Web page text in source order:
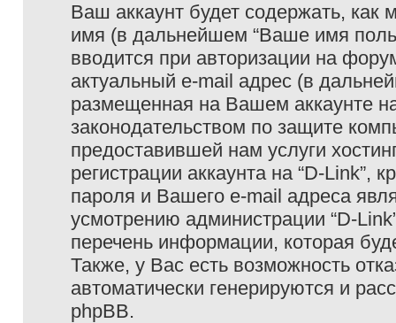
Ваш аккаунт будет содержать,
имя (в дальнейшем “Ваше имя
вводится при авторизации на
актуальный e-mail адрес (в
размещенная на Вашем аккаунте
законодательством по защите
предоставившей нам услуги
регистрации аккаунта на “D-
пароля и Вашего e-mail адреса
усмотрению администрации “D-
перечень информации, которая
Также, у Вас есть возможность
автоматически генерируются и
phpBB.